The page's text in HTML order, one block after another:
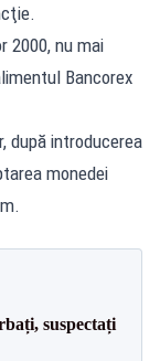
2000, nu mai
Bancorex
după introducerea
monedei
suspectați